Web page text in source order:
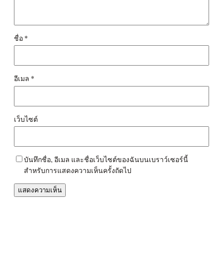
ชื่อ *
อีเมล *
เว็บไซต์
บันทึกชื่อ, อีเมล และชื่อเว็บไซต์ของฉันบนเบราว์เซอร์นี้
สำหรับการแสดงความเห็นครั้งถัดไป